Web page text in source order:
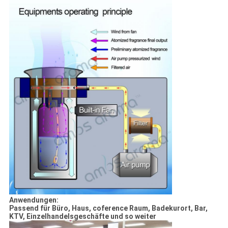
Anwendungen:
Passend für Büro, Haus, coference Raum, Badekurort, Bar,
KTV, Einzelhandelsgeschäfte und so weiter